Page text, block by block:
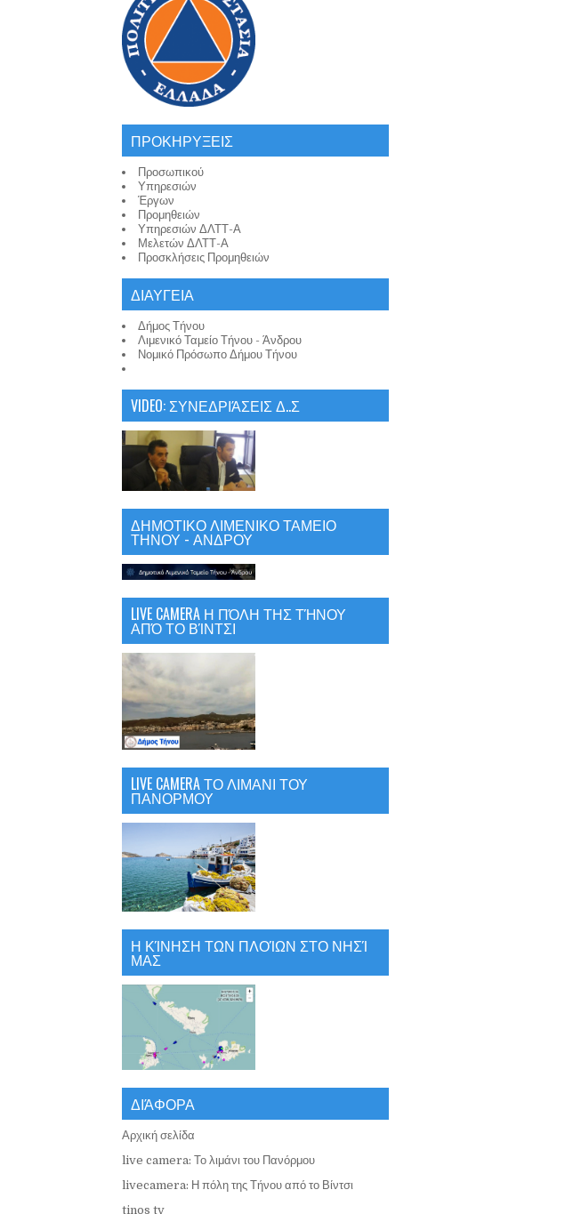
ΠΡΟΚΗΡΥΞΕΙΣ
Προσωπικού
Υπηρεσιών
Έργων
Προμηθειών
Υπηρεσιών ΔΛΤΤ-Α
Μελετών ΔΛΤΤ-Α
Προσκλήσεις Προμηθειών
ΔΙΑΥΓΕΙΑ
Δήμος Τήνου
Λιμενικό Ταμείο Τήνου - Άνδρου
Νομικό Πρόσωπο Δήμου Τήνου
VIDEO: ΣΥΝΕΔΡΙΆΣΕΙΣ Δ..Σ
ΔΗΜΟΤΙΚΟ ΛΙΜΕΝΙΚΟ ΤΑΜΕΙΟ
ΤΗΝΟΥ - ΑΝΔΡΟΥ
LIVE CAMERA Η ΠΌΛΗ ΤΗΣ ΤΉΝΟΥ
ΑΠΌ ΤΟ ΒΊΝΤΣΙ
LIVE CAMERA ΤΟ ΛΙΜΑΝΙ ΤΟΥ
ΠΑΝΟΡΜΟΥ
Η ΚΊΝΗΣΗ ΤΩΝ ΠΛΟΊΩΝ ΣΤΟ ΝΗΣΊ
ΜΑΣ
ΔΙΆΦΟΡΑ
Αρχική σελίδα
live camera: Το λιμάνι του Πανόρμου
livecamera: Η πόλη της Τήνου από το Βίντσι
tinos tv